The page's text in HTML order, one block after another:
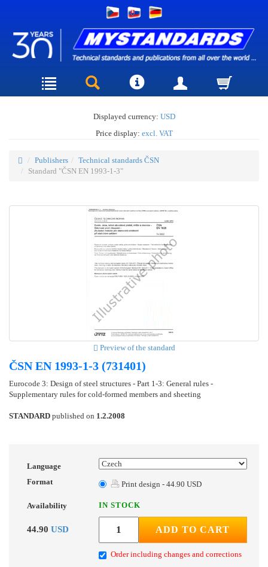
Displayed currency: USD
Price display: excl. VAT
Publishers
Technical standards ČSN
Standard "ČSN EN 1993-1-3"
Preview of the standard
ČSN EN 1993-1-3 (731401)
Eurocode 3: Design of steel structures - Part 1-3: General rules -
Supplementary rules for cold-formed members and sheeting
STANDARD published on 1.2.2008
Language
Format
Print design - 44.90 USD
Availability IN STOCK
44.90 USD ADD TO CART
Order including changes and corrections